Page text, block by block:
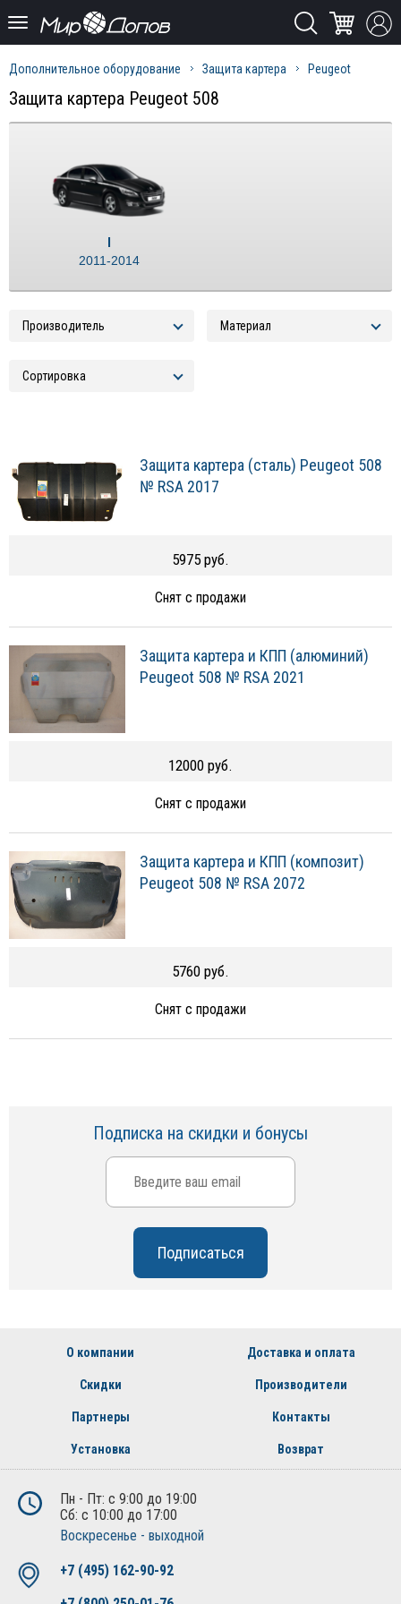
Дополнительное оборудование Защита картера Peugeot
Защита картера Peugeot 508
I
2011-2014
Защита картера (сталь) Peugeot 508
№ RSA 2017
5975 руб.
Снят с продажи
Защита картера и КПП (алюминий)
Peugeot 508 № RSA 2021
12000 руб.
Снят с продажи
Защита картера и КПП (композит)
Peugeot 508 № RSA 2072
5760 руб.
Снят с продажи
Подписка на скидки и бонусы
О компании Доставка и оплата
Скидки Производители
Партнеры Контакты
Установка Возврат
Пн - Пт: с 9:00 до 19:00
Сб: с 10:00 до 17:00
Воскресенье - выходной
+7 (495) 162-90-92